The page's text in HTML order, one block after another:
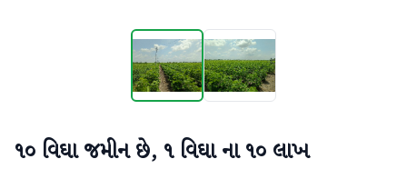
૧૦ વિઘા જમીન છે, ૧ વિઘા ના ૧૦ લાખ